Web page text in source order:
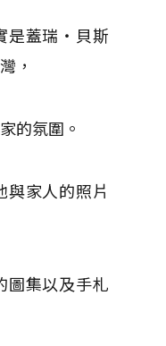
是蓋瑞‧貝斯
，
的氛圍。
家人的照片
圖集以及手札